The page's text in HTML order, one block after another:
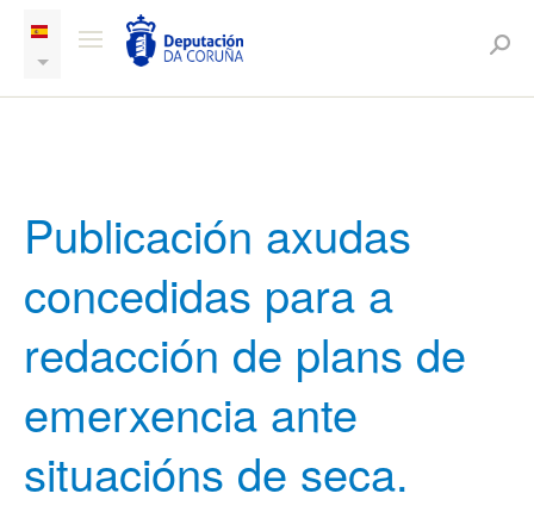
Publicación axudas
concedidas para a
redacción de plans de
emerxencia ante
situacións de seca.